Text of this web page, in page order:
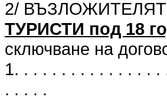
2/ ВЪЗЛОЖИТЕЛЯТ
ТУРИСТИ под 18
сключване на
1. . . . . . . . . . . . . . .
. . . . .